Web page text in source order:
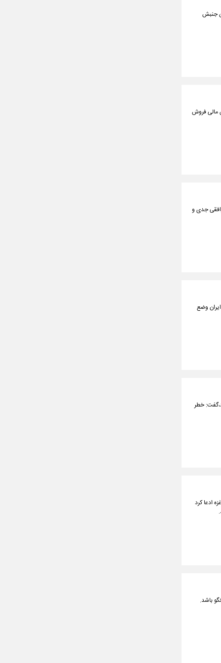
این جنبش
مالی فروش
جدی و
وضع
خطر
ادعا کرد
باشد.